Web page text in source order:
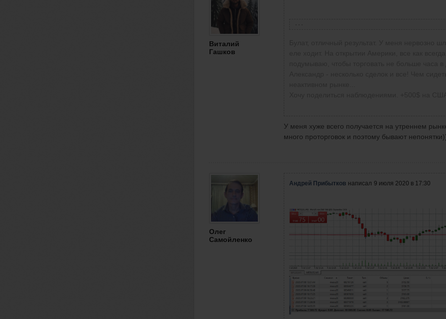
Виталий
Гашков
У меня хуже всего получается на утреннем
много проторговок и поэтому бывают
Олег
Самойленко
Андрей Прибытков написал 9 июля 2020 в 17:30